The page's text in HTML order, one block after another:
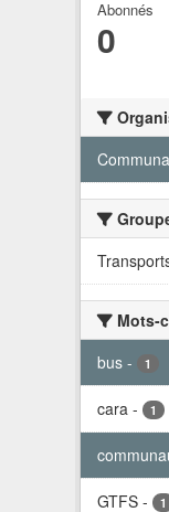
Abonnés
0
Mots-
bus - 1
cara - 1
GTFS - 1